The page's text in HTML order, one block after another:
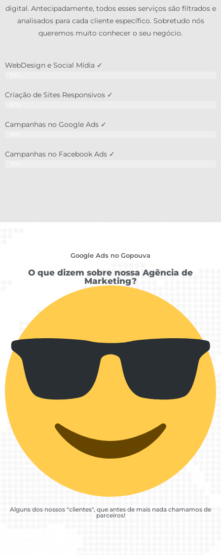
digital. Antecipadamente, todos esses serviços são filtrados e
analisados para cada cliente específico. Sobretudo nós
queremos muito conhecer o seu negócio.
WebDesign e Social Mídia ✓
Criação de Sites Responsivos ✓
Campanhas no Google Ads ✓
Campanhas no Facebook Ads ✓
Google Ads no Gopouva
O que dizem sobre nossa Agência de
Marketing?
Alguns dos nossos "clientes", que antes de mais nada chamamos de
parceiros!